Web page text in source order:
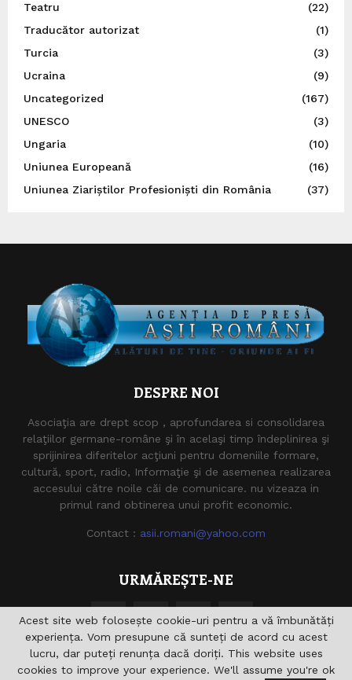
Teatru
(22)
Traducător autorizat
(1)
Turcia
(3)
Ucraina
(9)
Uncategorized
(167)
UNESCO
(3)
Ungaria
(10)
Uniunea Europeană
(16)
Uniunea Ziariștilor Profesioniști din România
(37)
DESPRE NOI
Asociaţia are drept scop , aprofundarea si consolidarea
relaţiilor germane-române şi în acelaşi timp îndeplinirea şi
sprijinirea diferitelor acţiuni pentru domeniile formare,
cultură, sport, radio, Informaţie şi de asemenea realizarea
accesului către noile căi de comunicare. nu vizeaza in
primul rand obtinerea unui profit economic.
Contact : asii.romani@yahoo.com
URMĂREȘTE-NE
Acest site web folosește cookie-uri pentru a vă îmbunătăți
experiența. Vom presupune că sunteți de acord cu acest
lucru, dar puteți renunța dacă doriți. This website uses
cookies to improve your experience. We'll assume you're ok